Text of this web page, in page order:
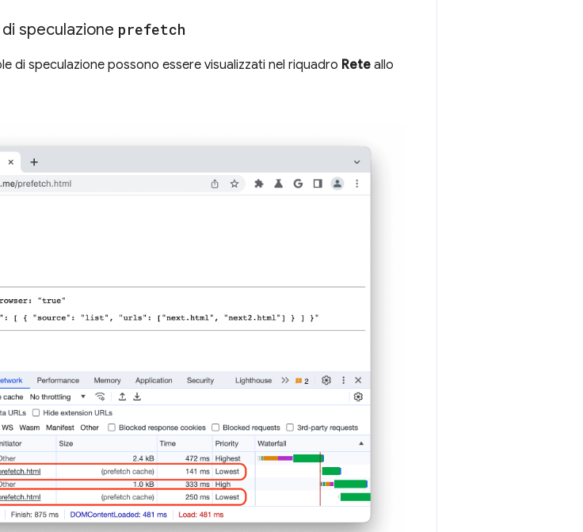
speculazione prefetch
di speculazione possono essere visualizzati nel riquadro Rete allo